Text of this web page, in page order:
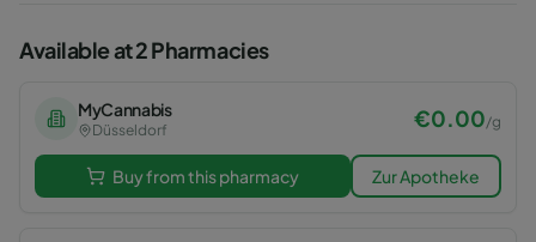
Available at 2 Pharmacies
MyCannabis
Düsseldorf €0.00/g
Buy from this pharmacy Zur Apotheke